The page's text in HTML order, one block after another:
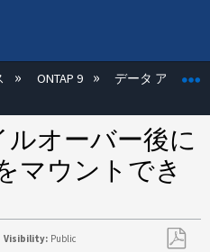
展開/折りたたむ
ONTAP 9 データ アクセス
ルオーバー後に
マウントでき
Visibility: Public